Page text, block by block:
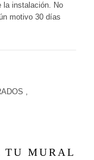
la instalación. No
motivo 30 días
,
TU MURAL